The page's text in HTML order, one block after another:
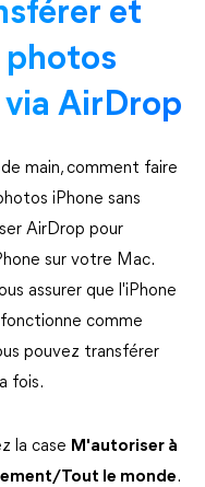
et
photos
AirDrop
main, comment faire
iPhone sans
AirDrop pour
sur votre Mac.
assurer que l'iPhone
comme
pouvez transférer
fois.
la case M'autoriser à
Tout le monde.